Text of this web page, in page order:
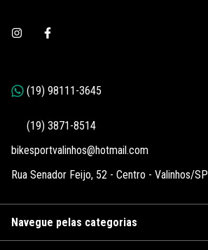
bikesportvalinhos@hotmail.com
Rua Senador Feijo, 52 - Centro - Valinhos/SP
Navegue pelas categorias